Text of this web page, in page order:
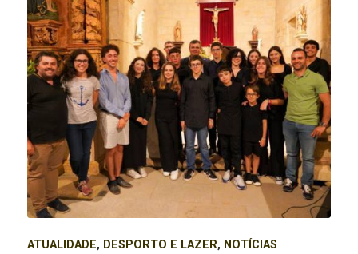
ATUALIDADE, DESPORTO E LAZER, NOTÍCIAS